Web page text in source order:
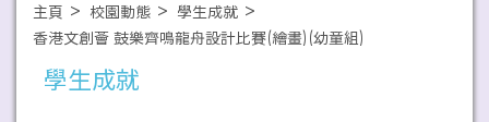
主頁 校園動態
學生成就
香港文創薈 鼓樂齊鳴龍舟設計比賽(繪畫)(幼童組)
學生成就